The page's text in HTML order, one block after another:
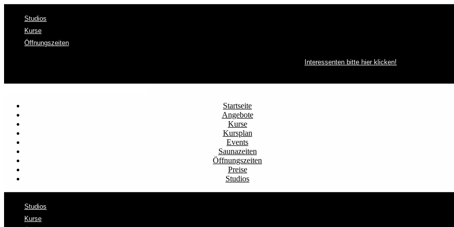
Studios
Kurse
Öffnungszeiten
Interessenten bitte hier klicken!
Startseite
Angebote
Kurse
Kursplan
Events
Saunazeiten
Öffnungszeiten
Preise
Studios
Studios
Kurse